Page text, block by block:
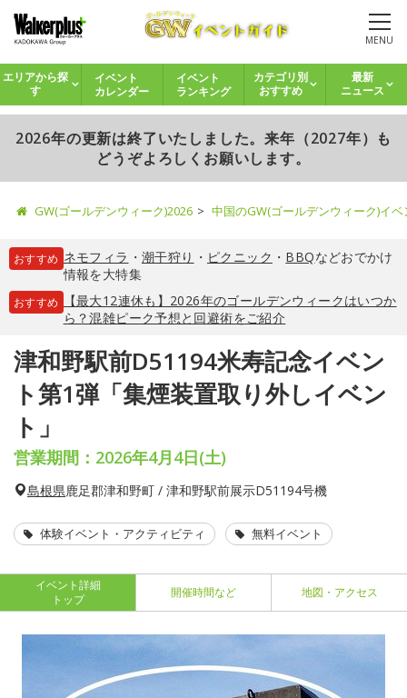
MENU
エリアから探
す
イベント
カレンダー
イベント
ランキング
カテゴリ別
おすすめ
最新
ニュース
2026年の更新は終了いたしました。来年（2027年）も
どうぞよろしくお願いします。
GW(ゴールデンウィーク)2026 中国のGW(ゴールデンウィーク)イ
おすすめ ネモフィラ ・ 潮干狩り ・ ピクニック ・ BBQなどおでかけ
情報を大特集
おすすめ
【最大12連休も】2026年のゴールデンウィークはいつか
ら？混雑ピーク予想と回避術をご紹介
津和野駅前D51194米寿記念イベン
ト第1弾「集煙装置取り外しイベン
ト」
営業期間：2026年4月4日(土)
島根県鹿足郡津和野町 / 津和野駅前展示D51194号機
体験イベント・アクティビティ 無料イベント
イベント詳細
トップ
開催時間など 地図・アクセス